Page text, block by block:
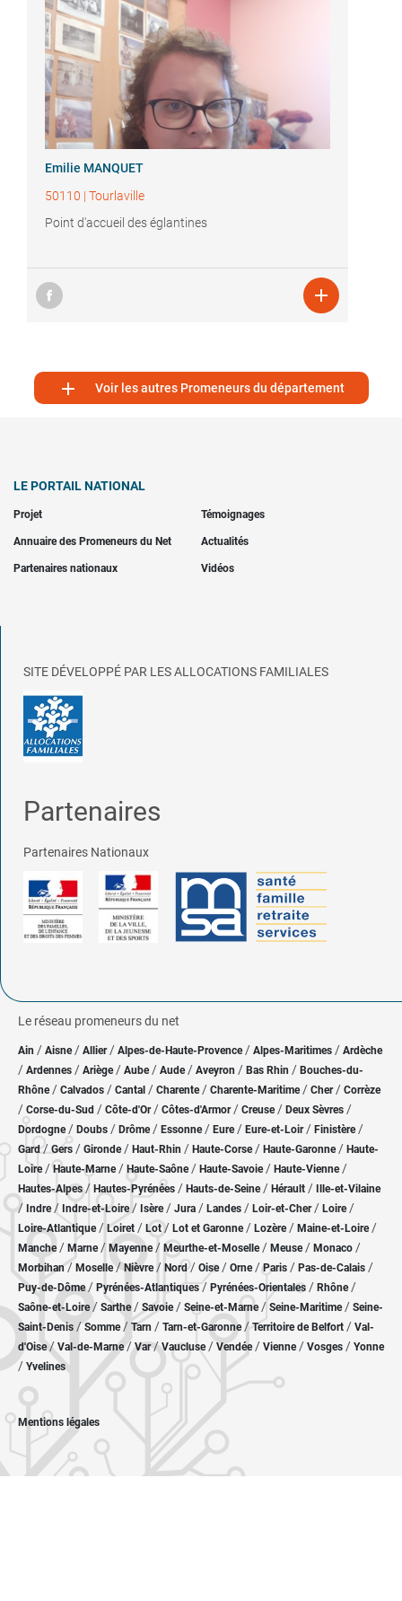
Emilie MANQUET
50110 | Tourlaville
Point d'accueil des églantines

 Voir les autres Promeneurs du département
LE PORTAIL NATIONAL
Projet Témoignages
Annuaire des Promeneurs du Net Actualités
Partenaires nationaux Vidéos
SITE DÉVELOPPÉ PAR LES ALLOCATIONS FAMILIALES
Partenaires
Partenaires Nationaux
Le réseau promeneurs du net
Ain / Aisne/ Allier/ Alpes-de-Haute-Provence / Alpes-Maritimes / Ardèche
/ Ardennes / Ariège/ Aube/ Aude / Aveyron / Bas Rhin / Bouches-du-
Rhône/ Calvados / Cantal / Charente / Charente-Maritime/ Cher / Corrèze
/ Corse-du-Sud / Côte-d'Or / Côtes-d'Armor/ Creuse/ Deux Sèvres /
Dordogne/ Doubs / Drôme/ Essonne / Eure/ Eure-et-Loir / Finistère/
Gard/Gers / Gironde/ Haut-Rhin / Haute-Corse/ Haute-Garonne/ Haute-
Loire/Haute-Marne/ Haute-Saône/ Haute-Savoie/ Haute-Vienne/
Hautes-Alpes/ Hautes-Pyrénées / Hauts-de-Seine/ Hérault / Ille-et-Vilaine
/ Indre/ Indre-et-Loire/ Isère/ Jura / Landes / Loir-et-Cher/ Loire/
Loire-Atlantique/ Loiret / Lot/ Lot et Garonne/ Lozère / Maine-et-Loire/
Manche/ Marne/ Mayenne/ Meurthe-et-Moselle/ Meuse/ Monaco /
Morbihan/ Moselle/ Nièvre / Nord/ Oise / Orne/Paris / Pas-de-Calais /
Puy-de-Dôme/ Pyrénées-Atlantiques / Pyrénées-Orientales / Rhône/
Saône-et-Loire/ Sarthe/ Savoie/ Seine-et-Marne/ Seine-Maritime/ Seine-
Saint-Denis /Somme/ Tarn / Tarn-et-Garonne/Territoire de Belfort / Val-
d'Oise/ Val-de-Marne/Var/Vaucluse/ Vendée/ Vienne/ Vosges / Yonne
/ Yvelines
Mentions légales